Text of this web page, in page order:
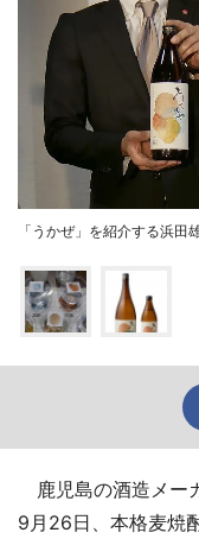
「うかぜ」を紹介する浜
鹿児島の酒造メー
9月26日、本格麦焼